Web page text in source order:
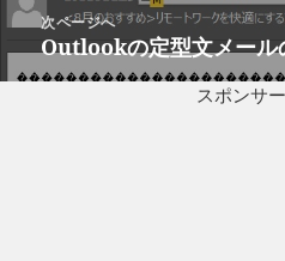
シ
ョ
ン
次ページへ
次
の
Outlookの定型文メール
スポンサ